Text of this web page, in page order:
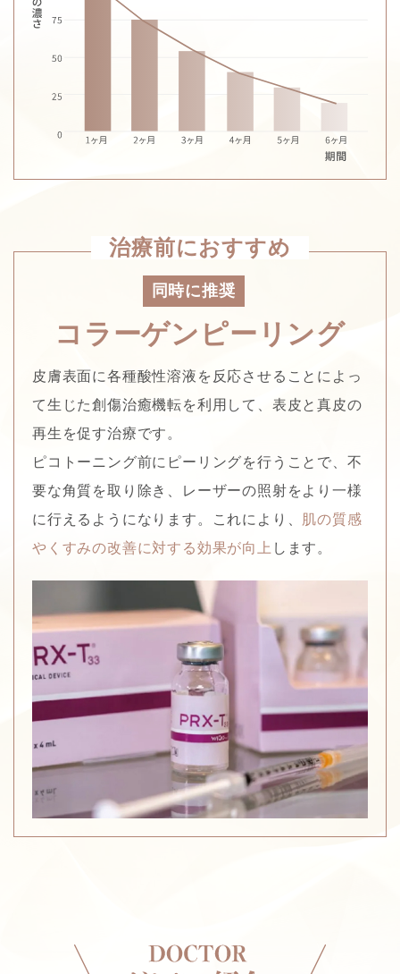
治療前におすすめ
同時に推奨
コラーゲンピーリング
皮膚表面に各種酸性溶液を反応させることによっ
て生じた創傷治癒機転を利用して、表皮と真皮の
再生を促す治療です。
ピコトーニング前にピーリングを行うことで、不
要な角質を取り除き、レーザーの照射をより一様
に行えるようになります。これにより、
肌の質感
やくすみの改善に対する効果が向上 します。